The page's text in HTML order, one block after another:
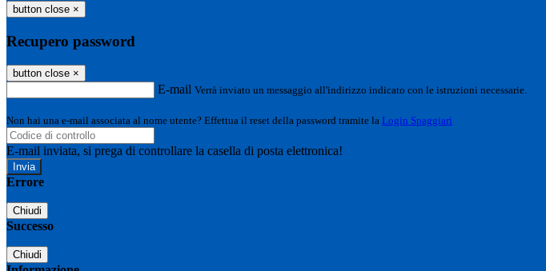
button close ×
Recupero password
button close ×
E-mail Verrà inviato un messaggio all'indirizzo indicato con le istruzioni necessarie.
Non hai una e-mail associata al nome utente? Effettua il reset della password tramite la Login Spaggiari
E-mail inviata, si prega di controllare la casella di posta elettronica!
Errore
Chiudi
Successo
Chiudi